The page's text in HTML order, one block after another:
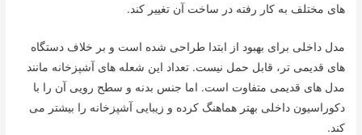
های مختلف به کار رفته در ساخت آن تغییر کند.
مدل داخلی برای بهبود از ابتدا طراحی شده است و بر خلاف دستگاه
های قدیمی تر، قابل حمل نیست. تعداد این شعله های آشپزخانه مانند
مدل های قدیمی متفاوت است. اما جنس بدنه و سطح رویی آن را با
دکوراسیون داخلی بهتر هماهنگ کرده و زیبایی آشپزخانه را بیشتر می
کند.